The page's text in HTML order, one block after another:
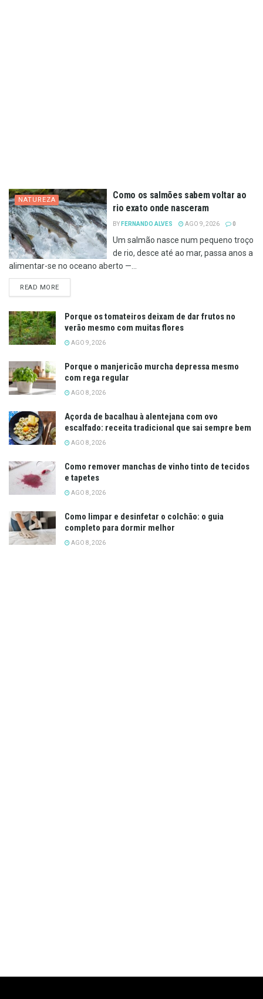
NATUREZA
Como os salmões sabem voltar ao
rio exato onde nasceram
BY FERNANDO ALVES AGO 9, 2026 0
Um salmão nasce num pequeno troço
de rio, desce até ao mar, passa anos a
alimentar-se no oceano aberto —...
READ MOREDETAILS
Porque os tomateiros deixam de dar frutos no
verão mesmo com muitas flores
AGO 9, 2026
Porque o manjericão murcha depressa mesmo
com rega regular
AGO 8, 2026
Açorda de bacalhau à alentejana com ovo
escalfado: receita tradicional que sai sempre bem
AGO 8, 2026
Como remover manchas de vinho tinto de tecidos
e tapetes
AGO 8, 2026
Como limpar e desinfetar o colchão: o guia
completo para dormir melhor
AGO 8, 2026